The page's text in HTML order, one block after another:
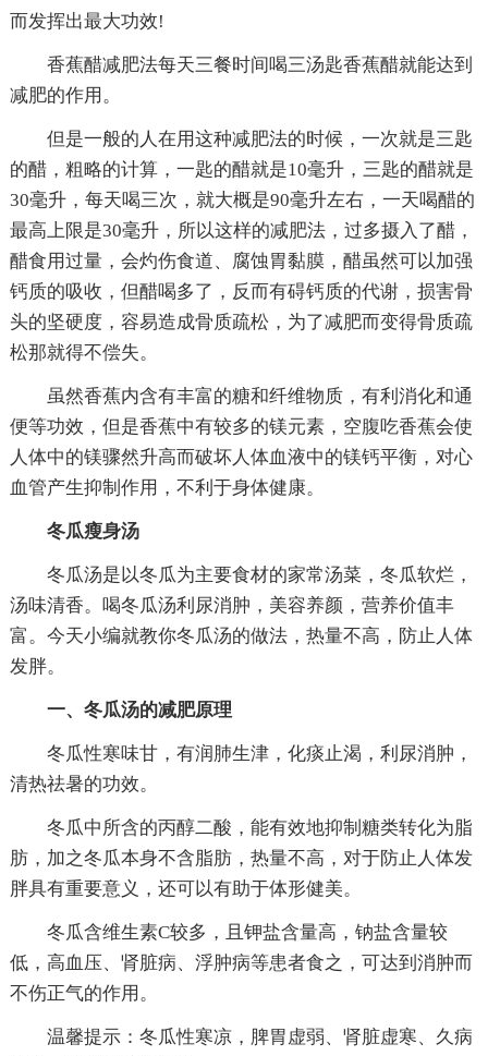
而发挥出最大功效!
香蕉醋减肥法每天三餐时间喝三汤匙香蕉醋就能达到
减肥的作用。
但是一般的人在用这种减肥法的时候，一次就是三匙
的醋，粗略的计算，一匙的醋就是10毫升，三匙的醋就是
30毫升，每天喝三次，就大概是90毫升左右，一天喝醋的
最高上限是30毫升，所以这样的减肥法，过多摄入了醋，
醋食用过量，会灼伤食道、腐蚀胃黏膜，醋虽然可以加强
钙质的吸收，但醋喝多了，反而有碍钙质的代谢，损害骨
头的坚硬度，容易造成骨质疏松，为了减肥而变得骨质疏
松那就得不偿失。
虽然香蕉内含有丰富的糖和纤维物质，有利消化和通
便等功效，但是香蕉中有较多的镁元素，空腹吃香蕉会使
人体中的镁骤然升高而破坏人体血液中的镁钙平衡，对心
血管产生抑制作用，不利于身体健康。
冬瓜瘦身汤
冬瓜汤是以冬瓜为主要食材的家常汤菜，冬瓜软烂，
汤味清香。喝冬瓜汤利尿消肿，美容养颜，营养价值丰
富。今天小编就教你冬瓜汤的做法，热量不高，防止人体
发胖。
一、冬瓜汤的减肥原理
冬瓜性寒味甘，有润肺生津，化痰止渴，利尿消肿，
清热祛暑的功效。
冬瓜中所含的丙醇二酸，能有效地抑制糖类转化为脂
肪，加之冬瓜本身不含脂肪，热量不高，对于防止人体发
胖具有重要意义，还可以有助于体形健美。
冬瓜含维生素C较多，且钾盐含量高，钠盐含量较
低，高血压、肾脏病、浮肿病等患者食之，可达到消肿而
不伤正气的作用。
温馨提示：冬瓜性寒凉，脾胃虚弱、肾脏虚寒、久病